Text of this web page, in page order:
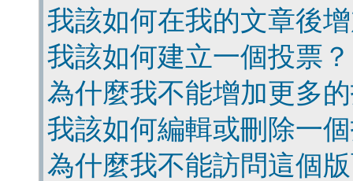
我該如何在我的文章後
我該如何建立一個投票？
為什麼我不能增加更多
我該如何編輯或刪除一
為什麼我不能訪問這個